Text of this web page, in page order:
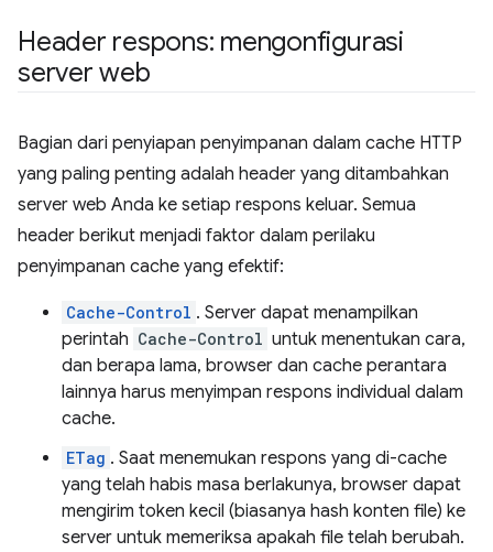
Header respons: mengonfigurasi
server web
Bagian dari penyiapan penyimpanan dalam cache HTTP
yang paling penting adalah header yang ditambahkan
server web Anda ke setiap respons keluar. Semua
header berikut menjadi faktor dalam perilaku
penyimpanan cache yang efektif:
Cache-Control . Server dapat menampilkan
perintah Cache-Control untuk menentukan cara,
dan berapa lama, browser dan cache perantara
lainnya harus menyimpan respons individual dalam
cache.
ETag . Saat menemukan respons yang di-cache
yang telah habis masa berlakunya, browser dapat
mengirim token kecil (biasanya hash konten file) ke
server untuk memeriksa apakah file telah berubah.